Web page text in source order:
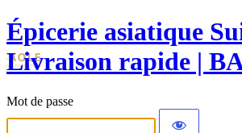
Épicerie asiatique
Livraison rapide |
Mot de passe